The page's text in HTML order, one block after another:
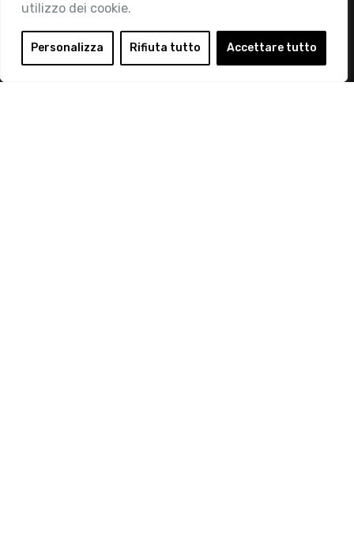
utilizzo dei cookie.
Personalizza Rifiuta tutto Accettare tutto
Area Riservata
Login
Diventa Socio